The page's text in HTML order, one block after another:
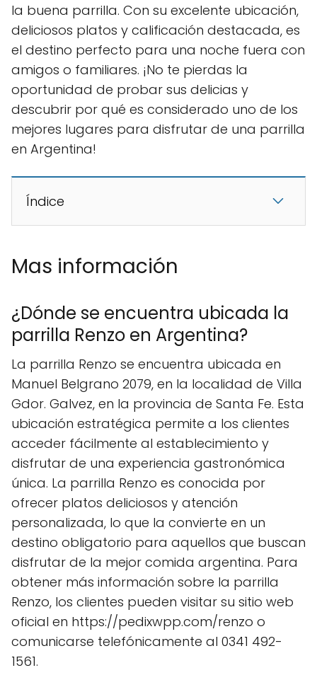
la buena parrilla. Con su excelente ubicación,
deliciosos platos y calificación destacada, es
el destino perfecto para una noche fuera con
amigos o familiares. ¡No te pierdas la
oportunidad de probar sus delicias y
descubrir por qué es considerado uno de los
mejores lugares para disfrutar de una parrilla
en Argentina!
Índice
Mas información
¿Dónde se encuentra ubicada la
parrilla Renzo en Argentina?
La parrilla Renzo se encuentra ubicada en
Manuel Belgrano 2079, en la localidad de Villa
Gdor. Galvez, en la provincia de Santa Fe. Esta
ubicación estratégica permite a los clientes
acceder fácilmente al establecimiento y
disfrutar de una experiencia gastronómica
única. La parrilla Renzo es conocida por
ofrecer platos deliciosos y atención
personalizada, lo que la convierte en un
destino obligatorio para aquellos que buscan
disfrutar de la mejor comida argentina. Para
obtener más información sobre la parrilla
Renzo, los clientes pueden visitar su sitio web
oficial en https://pedixwpp.com/renzo o
comunicarse telefónicamente al 0341 492-
1561.